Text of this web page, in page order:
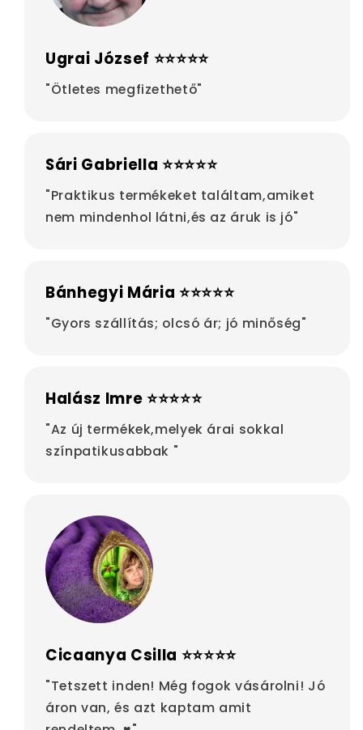
Ugrai József ⭐⭐⭐⭐⭐
"Ötletes megfizethető"
Sári Gabriella ⭐⭐⭐⭐⭐
"Praktikus termékeket találtam,amiket
nem mindenhol látni,és az áruk is jó"
Bánhegyi Mária ⭐⭐⭐⭐⭐
"Gyors szállítás; olcsó ár; jó minőség"
Halász Imre ⭐⭐⭐⭐⭐
"Az új termékek,melyek árai sokkal
színpatikusabbak "
Cicaanya Csilla ⭐⭐⭐⭐⭐
"Tetszett inden! Még fogok vásárolni! Jó
áron van, és azt kaptam amit